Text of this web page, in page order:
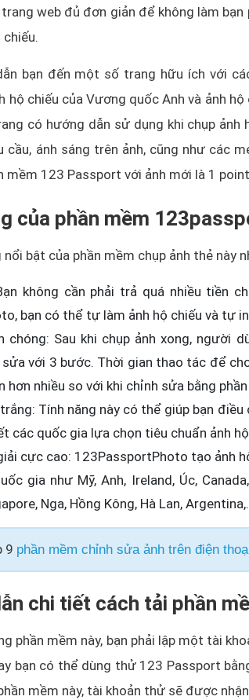
web đủ đơn giản để không làm
chiếu.
bạn đến một số trang hữu ích với
hộ chiếu của Vương quốc Anh và ảnh
có hướng dẫn sử dụng khi chụp ảnh
cầu, ánh sáng trên ảnh, cũng như các
mềm 123 Passport với ảnh mới là 1
của phần mềm
bật của phần mềm chụp ảnh thẻ này
không cần phải trả quá nhiều tiền
bạn có thể tự làm ảnh hộ chiếu và tự
chóng: Sau khi chụp ảnh xong, người
với 3 bước. Thời gian thao tác để
hơn nhiều so với khi chỉnh sửa bằng
Tính năng này có thể giúp bạn
các quốc gia lựa chọn tiêu chuẩn ảnh
cực cao: 123PassportPhoto tạo ảnh
gia như Mỹ, Anh, Ireland, Úc,
Nga, Hồng Kông, Hà Lan,
9 phần mềm chỉnh sửa ảnh trên điện
chi tiết cách tải phần
phần mềm này, bạn phải lập một tài
bạn có thể dùng thử 123 Passport
mềm này, tài khoản thử sẽ được